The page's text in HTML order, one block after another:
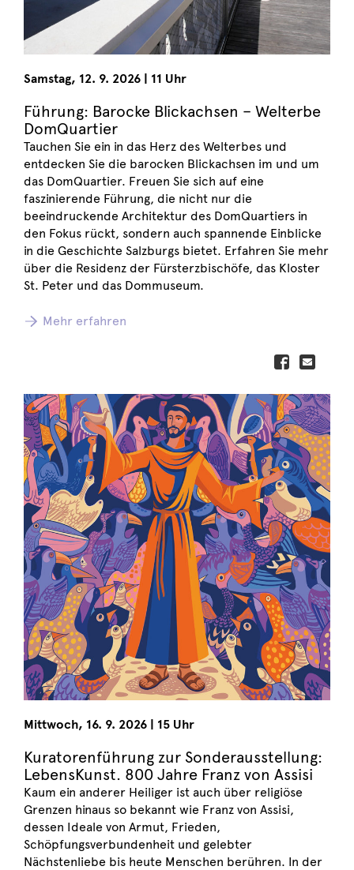
Samstag, 12. 9. 2026 | 11 Uhr
Führung: Barocke Blickachsen – Welterbe
DomQuartier
Tauchen Sie ein in das Herz des Welterbes und
entdecken Sie die barocken Blickachsen im und um
das DomQuartier. Freuen Sie sich auf eine
faszinierende Führung, die nicht nur die
beeindruckende Architektur des DomQuartiers in
den Fokus rückt, sondern auch spannende Einblicke
in die Geschichte Salzburgs bietet. Erfahren Sie mehr
über die Residenz der Fürsterzbischöfe, das Kloster
St. Peter und das Dommuseum.
Mehr erfahren
Mittwoch, 16. 9. 2026 | 15 Uhr
Kuratorenführung zur Sonderausstellung:
LebensKunst. 800 Jahre Franz von Assisi
Kaum ein anderer Heiliger ist auch über religiöse
Grenzen hinaus so bekannt wie Franz von Assisi,
dessen Ideale von Armut, Frieden,
Schöpfungsverbundenheit und gelebter
Nächstenliebe bis heute Menschen berühren. In der